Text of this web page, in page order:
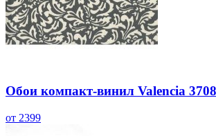
Обои компакт-винил Valencia
от 2399